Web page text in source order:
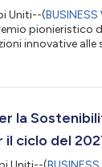
Uniti--(BUSINESS
pionieristico
innovative alle
nelle sue sei
alla sua 18a
la
il ciclo del